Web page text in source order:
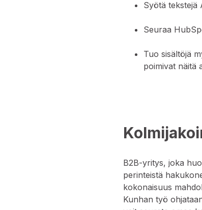
Syötä tekstejä
Seuraa
Tuo sisältöjä
poimivat näitä
B2B-yritys, joka
perinteistä
kokonaisuus
Kunhan työ